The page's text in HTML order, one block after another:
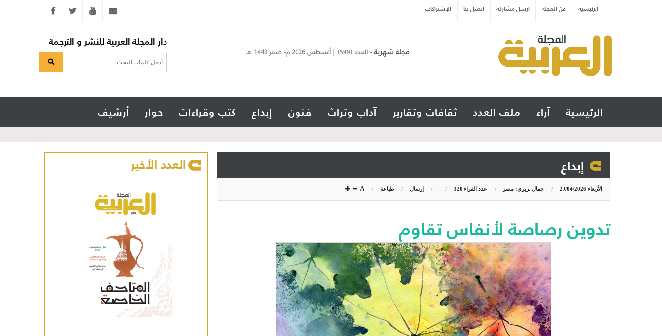
الرئيسية عن المجلة ارسل مشاركة اتصل بنا الإشتراكات
مجلة شهرية- العدد (599) | أغسطس 2026 م- صفر 1448 هـ
دار المجلة العربية للنشر و الترجمة
الرئيسية آراء ملف العدد ثقافات وتقارير آداب وتراث فنون إبداع كتب وقراءات حوار أرشيف
إبداع
الأربعاء 29/04/2026 جمال بربري: مصر عدد القراء 320 إرسال طباعة
تدوين رصاصة لأنفاس تقاوم
العدد الأخير